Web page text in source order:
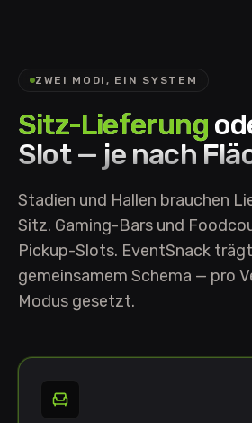
ZWEI MODI, EIN SYSTEM
Sitz-Lieferung
Slot — je nach
Stadien und Hallen brauchen
Sitz. Gaming-Bars und
Pickup-Slots. EventSnack
gemeinsamem Schema — pro
Modus gesetzt.